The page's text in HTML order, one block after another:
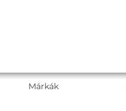
Márkák